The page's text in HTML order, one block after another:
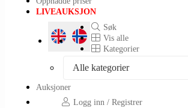
LIVEAUKSJON
Søk
Vis alle
Kategorier
Alle kategorier
Auksjoner
Logg inn / Registrer